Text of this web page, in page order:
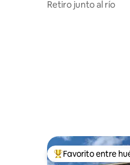
Retiro junto al río
Favorito entre
Favorito entre